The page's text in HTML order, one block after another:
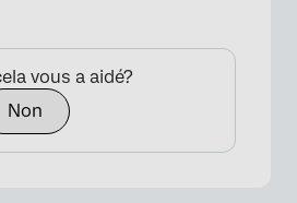
vous a aidé?
Non